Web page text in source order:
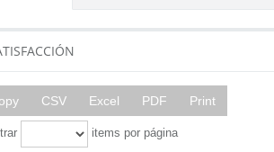
CSV Excel PDF Print
items por página